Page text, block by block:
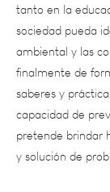
ambiental y las
finalmente de
saberes y
capacidad de
pretende brindar
y solución de
Nuestro medio